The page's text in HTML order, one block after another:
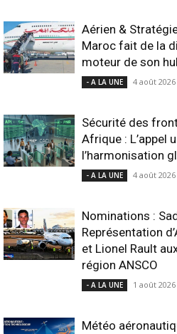
Aérien &
Maroc fait de la
moteur de son
- A LA UNE 4 août 2026
Sécurité des
Afrique : L’appel
l’harmonisation
- A LA UNE 4 août 2026
Nominations :
Représentation
et Lionel Rault
région ANSCO
- A LA UNE 1 août 2026
Météo